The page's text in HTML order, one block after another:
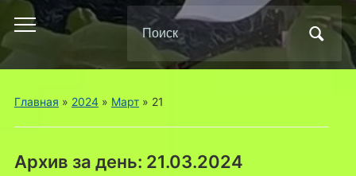
Переключить
меню
Поиск
по:
Главная » 2024» Март» 21
Архив за день: 21.03.2024